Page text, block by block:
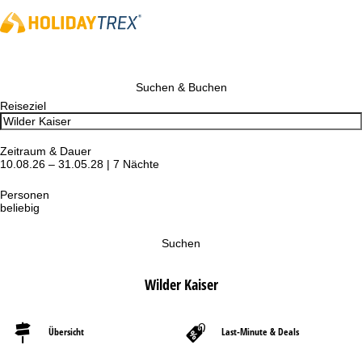
Suchen & Buchen
Reiseziel
Zeitraum & Dauer
10.08.26 – 31.05.28 | 7 Nächte
Personen
beliebig
Suchen
Wilder Kaiser
Übersicht Last-Minute & Deals